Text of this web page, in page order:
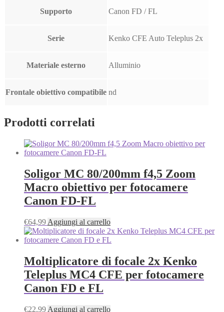
Supporto Canon FD / FL
Serie Kenko CFE Auto Teleplus 2x
Materiale esterno Alluminio
Frontale obiettivo compatibile nd
Prodotti correlati
Soligor MC 80/200mm f4,5 Zoom
Macro obiettivo per fotocamere
Canon FD-FL
€64,99 Aggiungi al carrello
Moltiplicatore di focale 2x Kenko
Teleplus MC4 CFE per fotocamere
Canon FD e FL
€22,99 Aggiungi al carrello